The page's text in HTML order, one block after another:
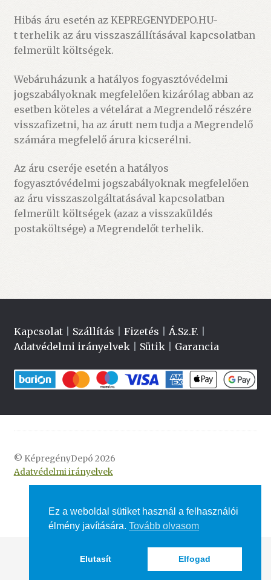
Hibás áru esetén az KEPREGENYDEPO.HU-
t terhelik az áru visszaszállításával kapcsolatban
felmerült költségek.
Webáruházunk a hatályos fogyasztóvédelmi
jogszabályoknak megfelelően kizárólag abban az
esetben köteles a vételárat a Megrendelő részére
visszafizetni, ha az árutt nem tudja a Megrendelő
számára megfelelő árura kicserélni.
Az áru cseréje esetén a hatályos
fogyasztóvédelmi jogszabályoknak megfelelően
az áru visszaszolgáltatásával kapcsolatban
felmerült költségek (azaz a visszaküldés
postaköltsége) a Megrendelőt terhelik.
Kapcsolat| Szállítás Fizetés Á.Sz.F.
Adatvédelmi irányelvek| Sütik| Garancia
© KépregényDepó 2026
Adatvédelmi irányelvek
Ez a weboldal sütiket használ a felhasználói
élmény javítására. Tovább olvasom
Elutasít Elfogad